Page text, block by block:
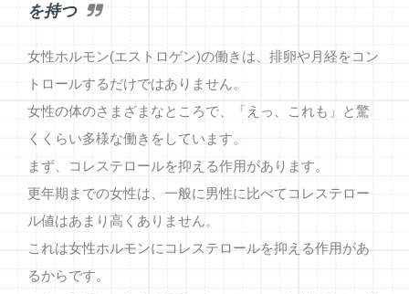
を持つ
女性ホルモン(エストロゲン)の働きは、排卵や月経をコン
トロールするだけではありません。
女性の体のさまざまなところで、「えっ、これも」と驚
くくらい多様な働きをしています。
まず、コレステロールを抑える作用があります。
更年期までの女性は、一般に男性に比べてコレステロー
ル値はあまり高くありません。
これは女性ホルモンにコレステロールを抑える作用があ
るからです。